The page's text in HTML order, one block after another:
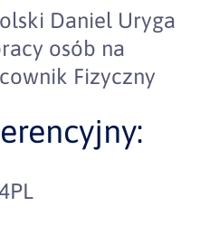
Daniel Uryga
osób na
Fizyczny